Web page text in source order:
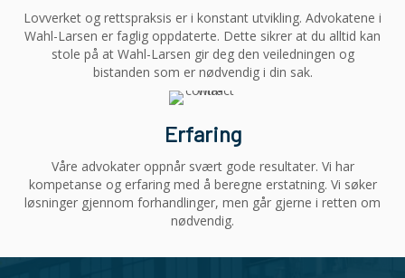
Lovverket og rettspraksis er i konstant utvikling. Advokatene i
Wahl-Larsen er faglig oppdaterte. Dette sikrer at du alltid kan
stole på at Wahl-Larsen gir deg den veiledningen og
bistanden som er nødvendig i din sak.
Erfaring
Våre advokater oppnår svært gode resultater. Vi har
kompetanse og erfaring med å beregne erstatning. Vi søker
løsninger gjennom forhandlinger, men går gjerne i retten om
nødvendig.